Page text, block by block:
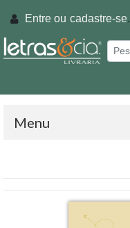
Entre ou cadastre-se.
Menu